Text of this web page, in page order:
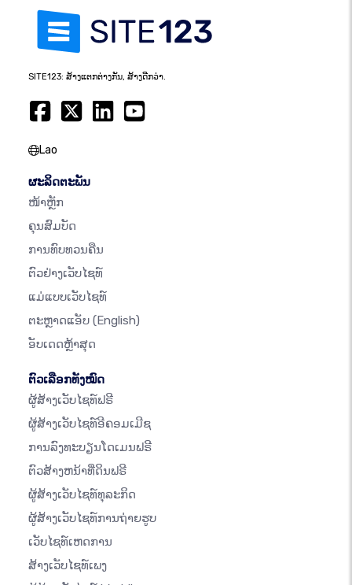
SITE123: ສ້າງແຕກຕ່າງກັນ, ສ້າງດີກວ່າ.
Lao
ຜະລິດຕະພັນ
ໜ້າຫຼັກ
ຄຸນສົມບັດ
ການທົບທວນຄືນ
ຕົວຢ່າງເວັບໄຊທ໌
ແມ່ແບບເວັບໄຊທ໌
ຕະຫຼາດແອັບ (English)
ອັບເດດຫຼ້າສຸດ
ຕົວເລືອກທັງໝົດ
ຜູ້ສ້າງເວັບໄຊທ໌ຟຣີ
ຜູ້ສ້າງເວັບໄຊທ໌ອີຄອມເມີຊ
ການລົງທະບຽນໂດເມນຟຣີ
ຕົວສ້າງຫນ້າທີ່ດິນຟຣີ
ຜູ້ສ້າງເວັບໄຊທ໌ທຸລະກິດ
ຜູ້ສ້າງເວັບໄຊທ໌ການຖ່າຍຮູບ
ເວັບໄຊທ໌ເຫດການ
ສ້າງເວັບໄຊທ໌ເພງ